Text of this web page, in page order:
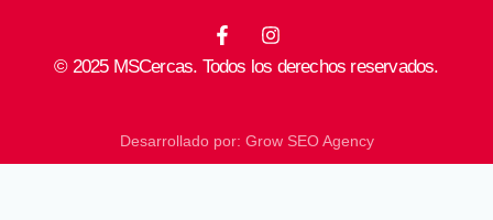
© 2025 MSCercas. Todos los derechos reservados.
F
a
c
o
o
I
s
g
r
Desarrollado por: Grow SEO Agency